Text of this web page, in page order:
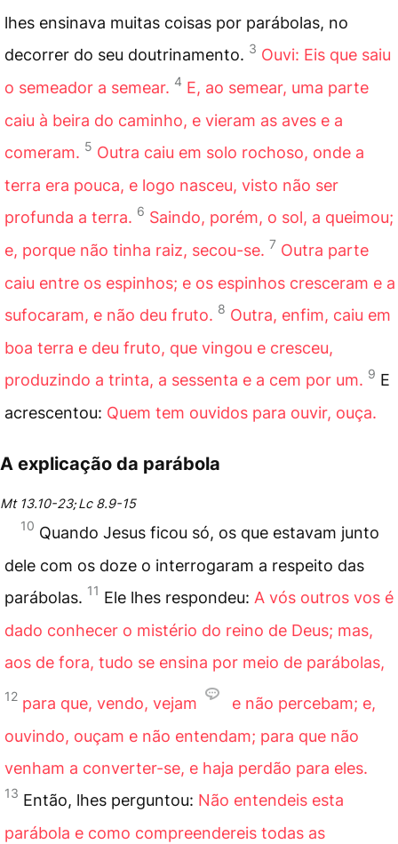
lhes ensinava muitas coisas por parábolas, no
decorrer do seu doutrinamento. 3 Ouvi: Eis que saiu
o semeador a semear. 4 E, ao semear, uma parte
caiu à beira do caminho, e vieram as aves e a
comeram. 5 Outra caiu em solo rochoso, onde a
terra era pouca, e logo nasceu, visto não ser
profunda a terra. 6 Saindo, porém, o sol, a queimou;
e, porque não tinha raiz, secou-se. 7 Outra parte
caiu entre os espinhos; e os espinhos cresceram e a
sufocaram, e não deu fruto. 8 Outra, enfim, caiu em
boa terra e deu fruto, que vingou e cresceu,
produzindo a trinta, a sessenta e a cem por um. 9 E
acrescentou: Quem tem ouvidos para ouvir, ouça.
A explicação da parábola
Mt 13.10-23;Lc 8.9-15
10 Quando Jesus ficou só, os que estavam junto
dele com os doze o interrogaram a respeito das
parábolas. 11 Ele lhes respondeu: A vós outros vos é
dado conhecer o mistério do reino de Deus; mas,
aos de fora, tudo se ensina por meio de parábolas,
12 para que, vendo, vejam
e não percebam; e,
ouvindo, ouçam e não entendam; para que não
venham a converter-se, e haja perdão para eles.
13 Então, lhes perguntou: Não entendeis esta
parábola e como compreendereis todas as